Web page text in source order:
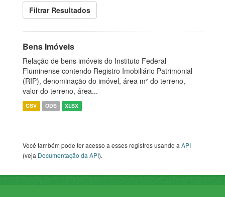
Filtrar Resultados
Bens Imóveis
Relação de bens imóveis do Instituto Federal
Fluminense contendo Registro Imobiliário Patrimonial
(RIP), denominação do imóvel, área m² do terreno,
valor do terreno, área...
CSV ODS XLSX
Você também pode ter acesso a esses registros usando aAPI
(veja Documentação da API).